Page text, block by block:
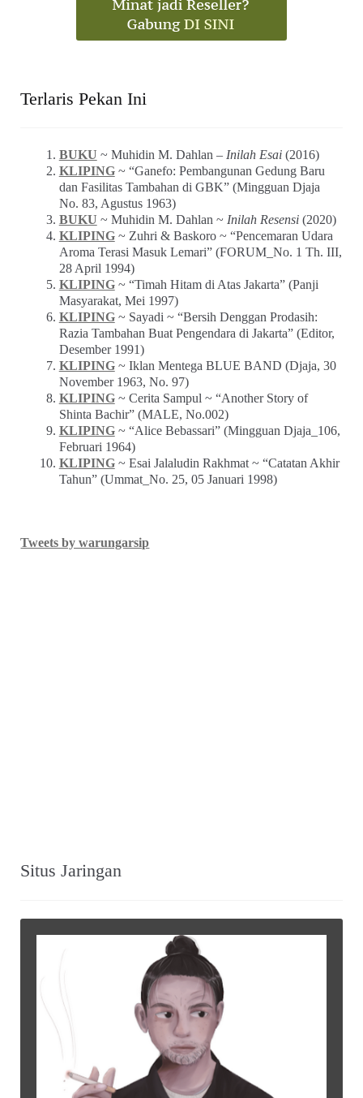
Terlaris Pekan Ini
BUKU ~ Muhidin M. Dahlan – Inilah Esai(2016)
KLIPING~ “Ganefo: Pembangunan Gedung Baru
dan Fasilitas Tambahan di GBK” (Mingguan Djaja
No. 83, Agustus 1963)
BUKU ~ Muhidin M. Dahlan ~ Inilah Resensi(2020)
KLIPING~ Zuhri & Baskoro ~ “Pencemaran Udara
Aroma Terasi Masuk Lemari” (FORUM_No. 1 Th. III,
28 April 1994)
KLIPING~ “Timah Hitam di Atas Jakarta” (Panji
Masyarakat, Mei 1997)
KLIPING~ Sayadi ~ “Bersih Denggan Prodasih:
Razia Tambahan Buat Pengendara di Jakarta” (Editor,
Desember 1991)
KLIPING~ Iklan Mentega BLUE BAND (Djaja, 30
November 1963, No. 97)
KLIPING~ Cerita Sampul ~ “Another Story of
Shinta Bachir” (MALE, No.002)
KLIPING~ “Alice Bebassari” (Mingguan Djaja_106,
Februari 1964)
KLIPING~ Esai Jalaludin Rakhmat ~ “Catatan Akhir
Tahun” (Ummat_No. 25, 05 Januari 1998)
Tweets by warungarsip
Situs Jaringan